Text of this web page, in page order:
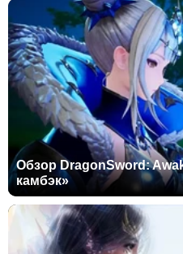
Обзор DragonSword:
камбэк»